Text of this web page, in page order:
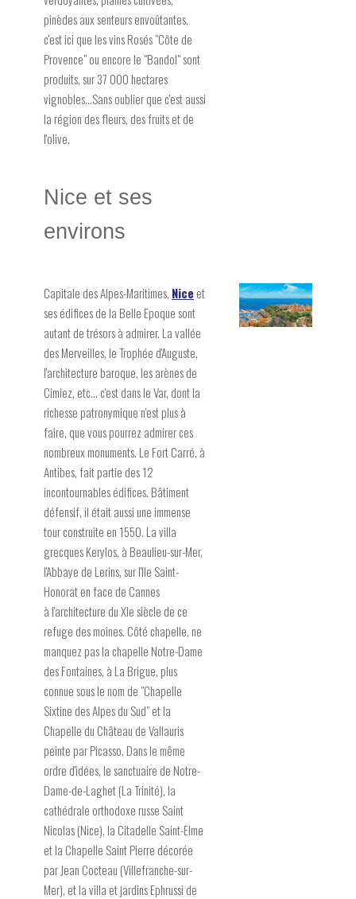
pinèdes aux senteurs envoûtantes,
c'est ici que les vins Rosés "Côte de
Provence" ou encore le "Bandol" sont
produits, sur 37 000 hectares
vignobles...Sans oublier que c'est aussi
la région des fleurs, des fruits et de
l'olive.
Nice et ses
environs
Capitale des Alpes-Maritimes, Nice et
ses édifices de la Belle Epoque sont
autant de trésors à admirer. La vallée
des Merveilles, le Trophée d'Auguste,
l'architecture baroque, les arènes de
Cimiez, etc... c'est dans le Var, dont la
richesse patronymique n'est plus à
faire, que vous pourrez admirer ces
nombreux monuments. Le Fort Carré, à
Antibes, fait partie des 12
incontournables édifices. Bâtiment
défensif, il était aussi une immense
tour construite en 1550. La villa
grecques Kerylos, à Beaulieu-sur-Mer,
l'Abbaye de Lerins, sur l'Ile Saint-
Honorat en face de Cannes
à l'architecture du XIe siècle de ce
refuge des moines. Côté chapelle, ne
manquez pas la chapelle Notre-Dame
des Fontaines, à La Brigue, plus
connue sous le nom de "Chapelle
Sixtine des Alpes du Sud" et la
Chapelle du Château de Vallauris
peinte par Picasso. Dans le même
ordre d'idées, le sanctuaire de Notre-
Dame-de-Laghet (La Trinité), la
cathédrale orthodoxe russe Saint
Nicolas (Nice), la Citadelle Saint-Elme
et la Chapelle Saint Pierre décorée
par Jean Cocteau (Villefranche-sur-
Mer), et la villa et jardins Ephrussi de